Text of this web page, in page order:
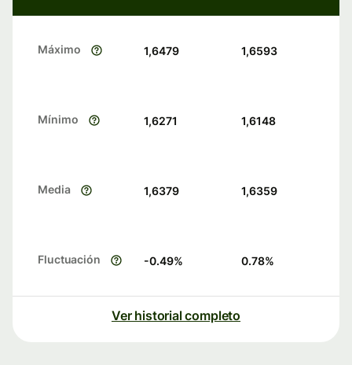
Máximo 1,6479 1,6593
Mínimo 1,6271 1,6148
Media 1,6379 1,6359
Fluctuación -0.49% 0.78%
Ver historial completo